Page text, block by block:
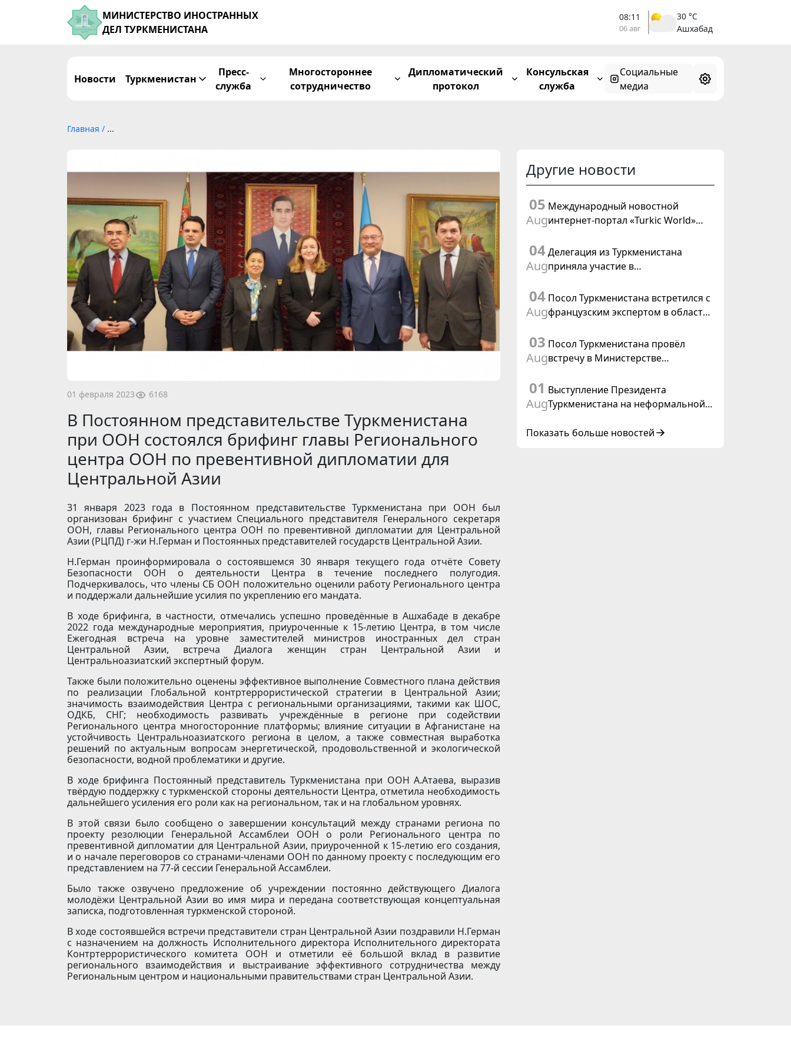
МИНИСТЕРСТВО ИНОСТРАННЫХ
ДЕЛ ТУРКМЕНИСТАНА
08:11
06 авг
30 °C
Ашхабад
Новости Туркменистан
Пресс-
служба
Многостороннее
сотрудничество
Дипломатический
протокол
Консульская
служба
Социальные
медиа
Главная / ...
01 февраля 2023 6168
В Постоянном представительстве Туркменистана
при ООН состоялся брифинг главы Регионального
центра ООН по превентивной дипломатии для
Центральной Азии
31 января 2023 года в Постоянном представительстве Туркменистана при ООН был
организован брифинг с участием Специального представителя Генерального секретаря
ООН, главы Регионального центра ООН по превентивной дипломатии для Центральной
Азии (РЦПД) г-жи Н.Герман и Постоянных представителей государств Центральной Азии.
Н.Герман проинформировала о состоявшемся 30 января текущего года отчёте Совету
Безопасности ООН о деятельности Центра в течение последнего полугодия.
Подчеркивалось, что члены СБ ООН положительно оценили работу Регионального центра
и поддержали дальнейшие усилия по укреплению его мандата.
В ходе брифинга, в частности, отмечались успешно проведённые в Ашхабаде в декабре
2022 года международные мероприятия, приуроченные к 15-летию Центра, в том числе
Ежегодная встреча на уровне заместителей министров иностранных дел стран
Центральной Азии, встреча Диалога женщин стран Центральной Азии и
Центральноазиатский экспертный форум.
Также были положительно оценены эффективное выполнение Совместного плана действия
по реализации Глобальной контртеррористической стратегии в Центральной Азии;
значимость взаимодействия Центра с региональными организациями, такими как ШОС,
ОДКБ, СНГ; необходимость развивать учреждённые в регионе при содействии
Регионального центра многосторонние платформы; влияние ситуации в Афганистане на
устойчивость Центральноазиатского региона в целом, а также совместная выработка
решений по актуальным вопросам энергетической, продовольственной и экологической
безопасности, водной проблематики и другие.
В ходе брифинга Постоянный представитель Туркменистана при ООН А.Атаева, выразив
твёрдую поддержку с туркменской стороны деятельности Центра, отметила необходимость
дальнейшего усиления его роли как на региональном, так и на глобальном уровнях.
В этой связи было сообщено о завершении консультаций между странами региона по
проекту резолюции Генеральной Ассамблеи ООН о роли Регионального центра по
превентивной дипломатии для Центральной Азии, приуроченной к 15-летию его создания,
и о начале переговоров со странами-членами ООН по данному проекту с последующим его
представлением на 77-й сессии Генеральной Ассамблеи.
Было также озвучено предложение об учреждении постоянно действующего Диалога
молодёжи Центральной Азии во имя мира и передана соответствующая концептуальная
записка, подготовленная туркменской стороной.
В ходе состоявшейся встречи представители стран Центральной Азии поздравили Н.Герман
с назначением на должность Исполнительного директора Исполнительного директората
Контртеррористического комитета ООН и отметили её большой вклад в развитие
регионального взаимодействия и выстраивание эффективного сотрудничества между
Региональным центром и национальными правительствами стран Центральной Азии.
Другие новости
05
Aug
Международный новостной
интернет-портал «Turkic World»
подготовки и проведения
заседания Халк Маслахаты
04
Aug
Делегация из Туркменистана
приняла участие в
цифровому коридору CAREC в
Исламабаде
04
Aug
Посол Туркменистана встретился с
французским экспертом в области
03
Aug
Посол Туркменистана провёл
встречу в Министерстве
01
Aug
Выступление Президента
Туркменистана на неформальной
государств Центральной Азии и
Показать больше новостей